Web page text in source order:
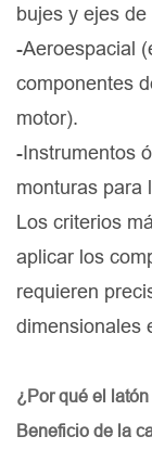
bujes y ejes
-Aeroespacial
componentes
motor).
-Instrumentos
monturas para
Los criterios
aplicar los
requieren
dimensionales
¿Por qué el
Beneficio de la